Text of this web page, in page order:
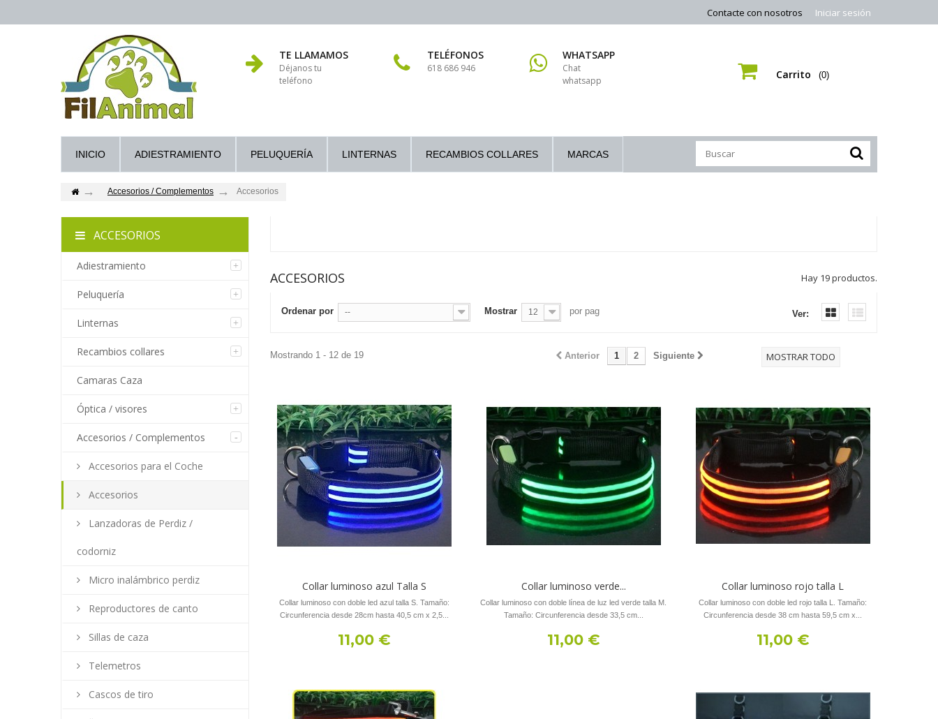
Iniciar sesión
Contacte con nosotros
TE LLAMAMOS
Déjanos tu
teléfono
TELÉFONOS
618 686 946
WHATSAPP
Chat
whatsapp
Carrito (0)
INICIO ADIESTRAMIENTO PELUQUERÍA LINTERNAS RECAMBIOS COLLARES MARCAS
Accesorios / Complementos Accesorios
ACCESORIOS
Adiestramiento
Peluquería
Linternas
Recambios collares
Camaras Caza
Óptica / visores
Accesorios / Complementos
Accesorios para el Coche
Accesorios
Lanzadoras de Perdiz /
codorniz
Micro inalámbrico perdiz
Reproductores de canto
Sillas de caza
Telemetros
Cascos de tiro
ACCESORIOS Hay 19 productos.
Ver:
Ordenar por -- Mostrar 12 por pag
MOSTRAR TODO
Anterior 1 2 Siguiente
Mostrando 1 - 12 de 19
Collar luminoso azul Talla S
Collar luminoso con doble led azul talla S. Tamaño:
Circunferencia desde 28cm hasta 40,5 cm x 2,5...
11,00 €
Collar luminoso verde...
Collar luminoso con doble línea de luz led verde talla M.
Tamaño: Circunferencia desde 33,5 cm...
11,00 €
Collar luminoso rojo talla L
Collar luminoso con doble led rojo talla L. Tamaño:
Circunferencia desde 38 cm hasta 59,5 cm x...
11,00 €